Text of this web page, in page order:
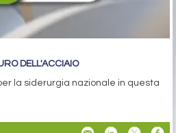
DELL'ACCIAIO
la siderurgia nazionale in questa